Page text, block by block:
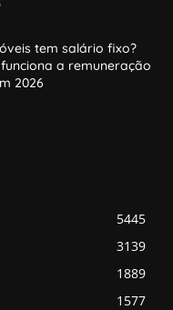
tem salário fixo?
a remuneração
2026
5445
3139
1889
1577